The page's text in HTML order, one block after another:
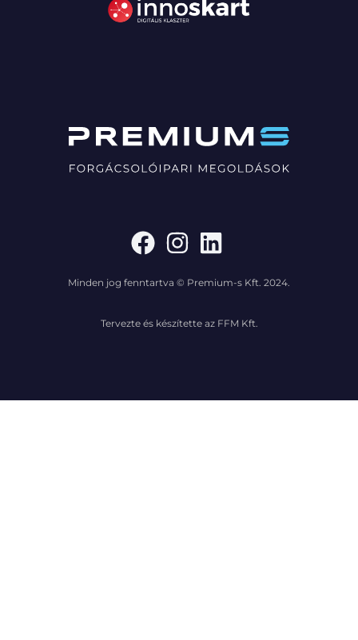
Minden jog fenntartva © Premium-s Kft. 2024.
Tervezte és készítette az FFM Kft.